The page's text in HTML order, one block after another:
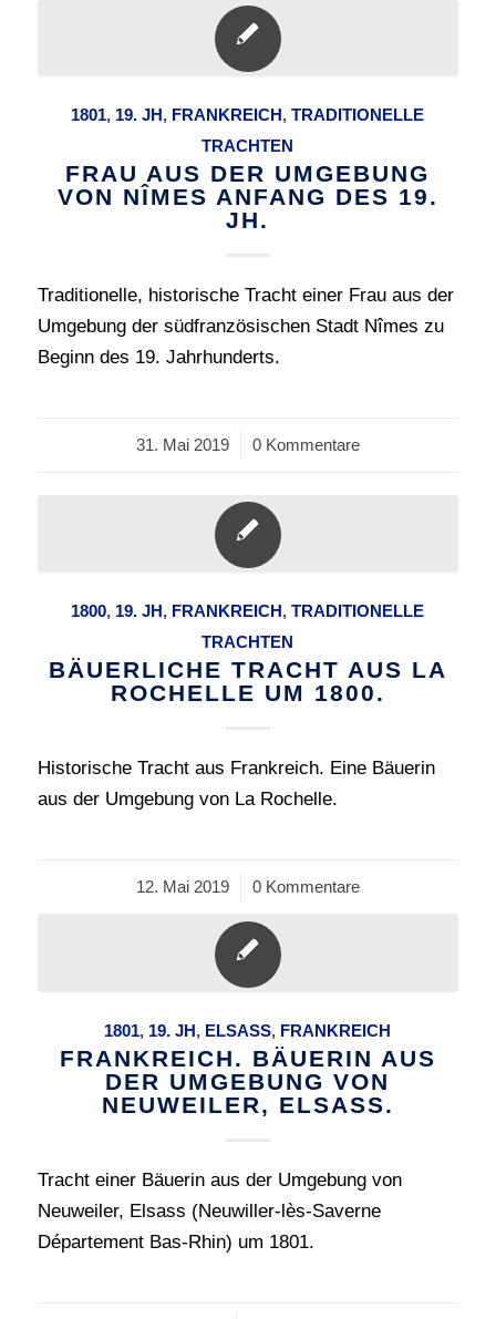
1801, 19. JH, FRANKREICH,TRADITIONELLE
TRACHTEN
FRAU AUS DER UMGEBUNG
VON NÎMES ANFANG DES 19.
JH.
Traditionelle, historische Tracht einer Frau aus der
Umgebung der südfranzösischen Stadt Nîmes zu
Beginn des 19. Jahrhunderts.
31. Mai 2019
/ 0 Kommentare
1800, 19. JH, FRANKREICH,TRADITIONELLE
TRACHTEN
BÄUERLICHE TRACHT AUS LA
ROCHELLE UM 1800.
Historische Tracht aus Frankreich. Eine Bäuerin
aus der Umgebung von La Rochelle.
12. Mai 2019
/ 0 Kommentare
1801, 19. JH, ELSASS, FRANKREICH
FRANKREICH. BÄUERIN AUS
DER UMGEBUNG VON
NEUWEILER, ELSASS.
Tracht einer Bäuerin aus der Umgebung von
Neuweiler, Elsass (Neuwiller-lès-Saverne
Département Bas-Rhin) um 1801.